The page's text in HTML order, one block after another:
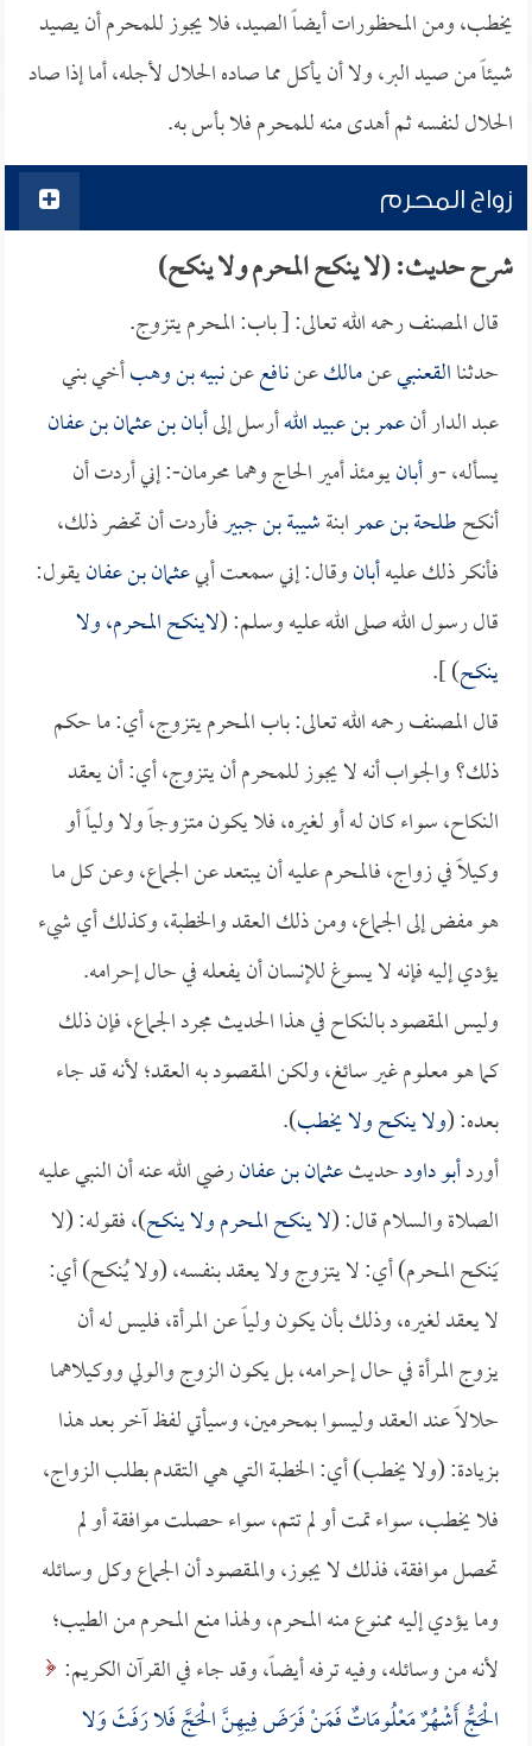
يخطب، ومن المحظورات أيضاً الصيد، فلا يجوز للمحرم أن يصيد
شيئاً من صيد البر، ولا أن يأكل مما صاده الحلال لأجله، أما إذا صاد
الحلال لنفسه ثم أهدى منه للمحرم فلا بأس به.
زواج المحرم
شرح حديث: (لا ينكح المحرم ولا ينكح)
قال المصنف رحمه الله تعالى: [ باب: المحرم يتزوج.
حدثناالقعنبيعنمالكعننافععننبيه بن وهبأخي بني
عبد الدار أنعمر بن عبيد اللهأرسل إلىأبان بن عثمان بن عفان
يسأله، -وأبانيومئذ أمير الحاج وهما محرمان-: إني أردت أن
أنكحطلحة بن عمرابنةشيبة بن جبيرفأردت أن تحضر ذلك،
فأنكر ذلك عليهأبانوقال: إني سمعت أبيعثمان بن عفانيقول:
قال رسول الله صلى الله عليه وسلم: (لاينكح المحرم، ولا
ينكح) ].
قال المصنف رحمه الله تعالى: باب المحرم يتزوج، أي: ما حكم
ذلك؟ والجواب أنه لا يجوز للمحرم أن يتزوج، أي: أن يعقد
النكاح، سواء كان له أو لغيره، فلا يكون متزوجاً ولا ولياً أو
وكيلاً في زواج، فالمحرم عليه أن يبتعد عن الجماع، وعن كل ما
هو مفض إلى الجماع، ومن ذلك العقد والخطبة، وكذلك أي شيء
يؤدي إليه فإنه لا يسوغ للإنسان أن يفعله في حال إحرامه.
وليس المقصود بالنكاح في هذا الحديث مجرد الجماع، فإن ذلك
كما هو معلوم غير سائغ، ولكن المقصود به العقد؛ لأنه قد جاء
بعده: (ولا ينكح ولا يخطب).
أوردأبو داودحديثعثمان بن عفانرضي الله عنه أن النبي عليه
الصلاة والسلام قال: (لا ينكح المحرم ولا ينكح)، فقوله: (لا
يَنكح المحرم) أي: لا يتزوج ولا يعقد بنفسه، (ولا يُنكح) أي:
لا يعقد لغيره، وذلك بأن يكون ولياً عن المرأة، فليس له أن
يزوج المرأة في حال إحرامه، بل يكون الزوج والولي ووكيلاهما
حلالاً عند العقد وليسوا بمحرمين، وسيأتي لفظ آخر بعد هذا
بزيادة: (ولا يخطب) أي: الخطبة التي هي التقدم بطلب الزواج،
فلا يخطب، سواء تمت أو لم تتم، سواء حصلت موافقة أو لم
تحصل موافقة، فذلك لا يجوز، والمقصود أن الجماع وكل وسائله
وما يؤدي إليه ممنوع منه المحرم، ولهذا منع المحرم من الطيب؛
لأنه من وسائله، وفيه ترفه أيضاً، وقد جاء في القرآن الكريم:
الْحَجُّ أَشْهُرٌ مَعْلُومَاتٌ فَمَنْ فَرَضَ فِيهِنَّ الْحَجَّ فَلا رَفَثَ وَلا